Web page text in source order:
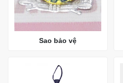
Sao bảo vệ